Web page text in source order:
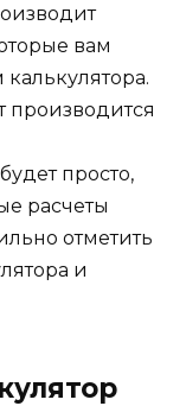
вам
производится
просто,
расчеты
отметить
и